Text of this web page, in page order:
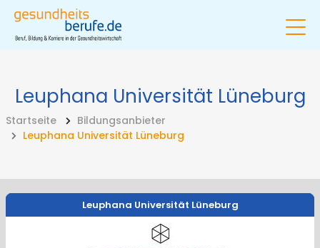
Leuphana Universität Lüneburg
Startseite
Bildungsanbieter
Leuphana Universität Lüneburg
Leuphana Universität Lüneburg